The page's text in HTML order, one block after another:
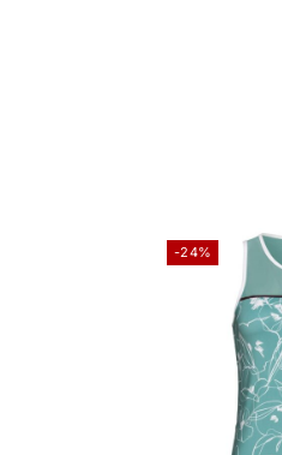
-24%